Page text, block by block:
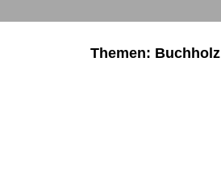
Themen: Buchholz